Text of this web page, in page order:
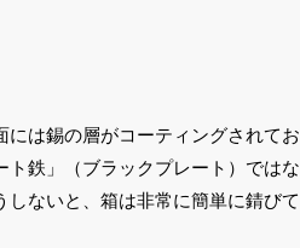
は錫の層がコーティングされてお
鉄」（ブラックプレート）ではな
ないと、箱は非常に簡単に錆びて